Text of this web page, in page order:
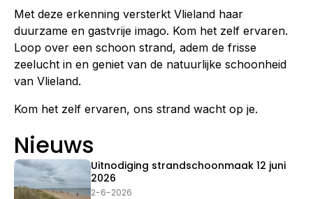
Met deze erkenning versterkt Vlieland haar
duurzame en gastvrije imago. Kom het zelf ervaren.
Loop over een schoon strand, adem de frisse
zeelucht in en geniet van de natuurlijke schoonheid
van Vlieland.
Kom het zelf ervaren, ons strand wacht op je.
Nieuws
Uitnodiging strandschoonmaak 12 juni
2026
2-6-2026